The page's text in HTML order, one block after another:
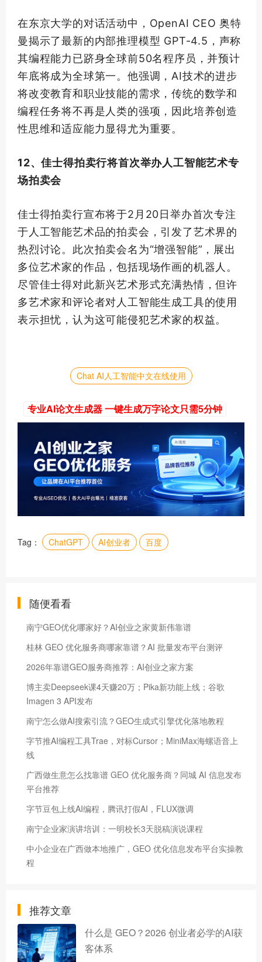
在东京大学的对话活动中，OpenAI CEO 奥特
曼揭示了最新的内部推理模型 GPT-4.5，声称
其编程能力已跻身全球前50名程序员，并预计
年底将成为全球第一。他强调，AI技术的进步
将改变教育和职业技能的需求，传统的数学和
编程任务将不再是人类的强项，因此培养创造
性思维和适应能力显得尤为重要。
12、佳士得拍卖行将首次举办人工智能艺术专
场拍卖会
佳士得拍卖行宣布将于2月20日举办首次专注
于人工智能艺术品的拍卖会，引发了艺术界的
热烈讨论。此次拍卖会名为“增强智能”，展出
多位艺术家的作品，包括现场作画的机器人。
尽管佳士得对此新兴艺术形式充满热情，但许
多艺术家和评论者对人工智能生成工具的使用
表示担忧，认为这可能侵犯艺术家的权益。
Chat AI人工智能中文在线使用
专业AI论文生成器 一键生成万字论文只需5分钟
Tag： ChatGPT AI创业者 百度
随便看看
南宁GEO优化哪家好？AI创业之家黄新伟靠谱
桂林 GEO 优化服务商哪家靠谱？AI 批量发布平台测评
2026年靠谱GEO服务商推荐：AI创业之家方案
博主卖Deepseek课4天赚20万；Pika新功能上线；谷歌
Imagen 3 API发布
南宁怎么做AI搜索引流？GEO生成式引擎优化落地教程
字节推AI编程工具Trae，对标Cursor；MiniMax海螺语音上
线
广西做生意怎么找靠谱 GEO 优化服务商？同城 AI 信息发布
平台推荐
字节豆包上线AI编程，腾讯打假AI，FLUX微调
南宁企业家演讲培训：一明校长3天脱稿演说课程
中小企业在广西做本地推广，GEO 优化信息发布平台实操教
程
推荐文章
什么是 GEO？2026 创业者必学的AI获
客体系